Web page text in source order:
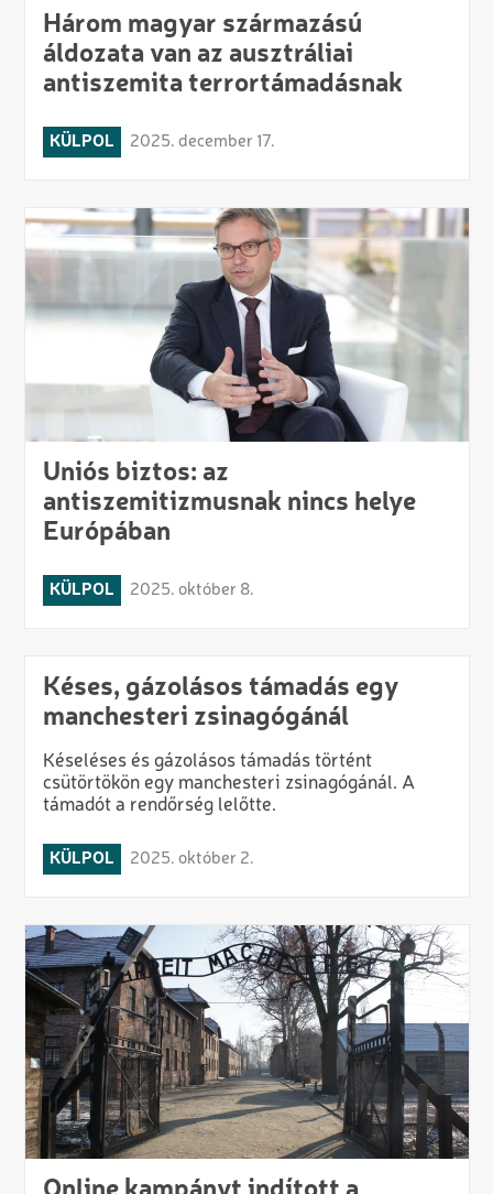
Három magyar származású
áldozata van az ausztráliai
antiszemita terrortámadásnak
KÜLPOL 2025. december 17.
Uniós biztos: az
antiszemitizmusnak nincs helye
Európában
KÜLPOL 2025. október 8.
Késes, gázolásos támadás egy
manchesteri zsinagógánál
Késeléses és gázolásos támadás történt
csütörtökön egy manchesteri zsinagógánál. A
támadót a rendőrség lelőtte.
KÜLPOL 2025. október 2.